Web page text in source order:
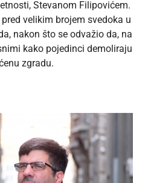
Stevanom Filipovićem.
velikim brojem svedoka u
nakon što se odvažio da, na
kako pojedinci demoliraju
zgradu.